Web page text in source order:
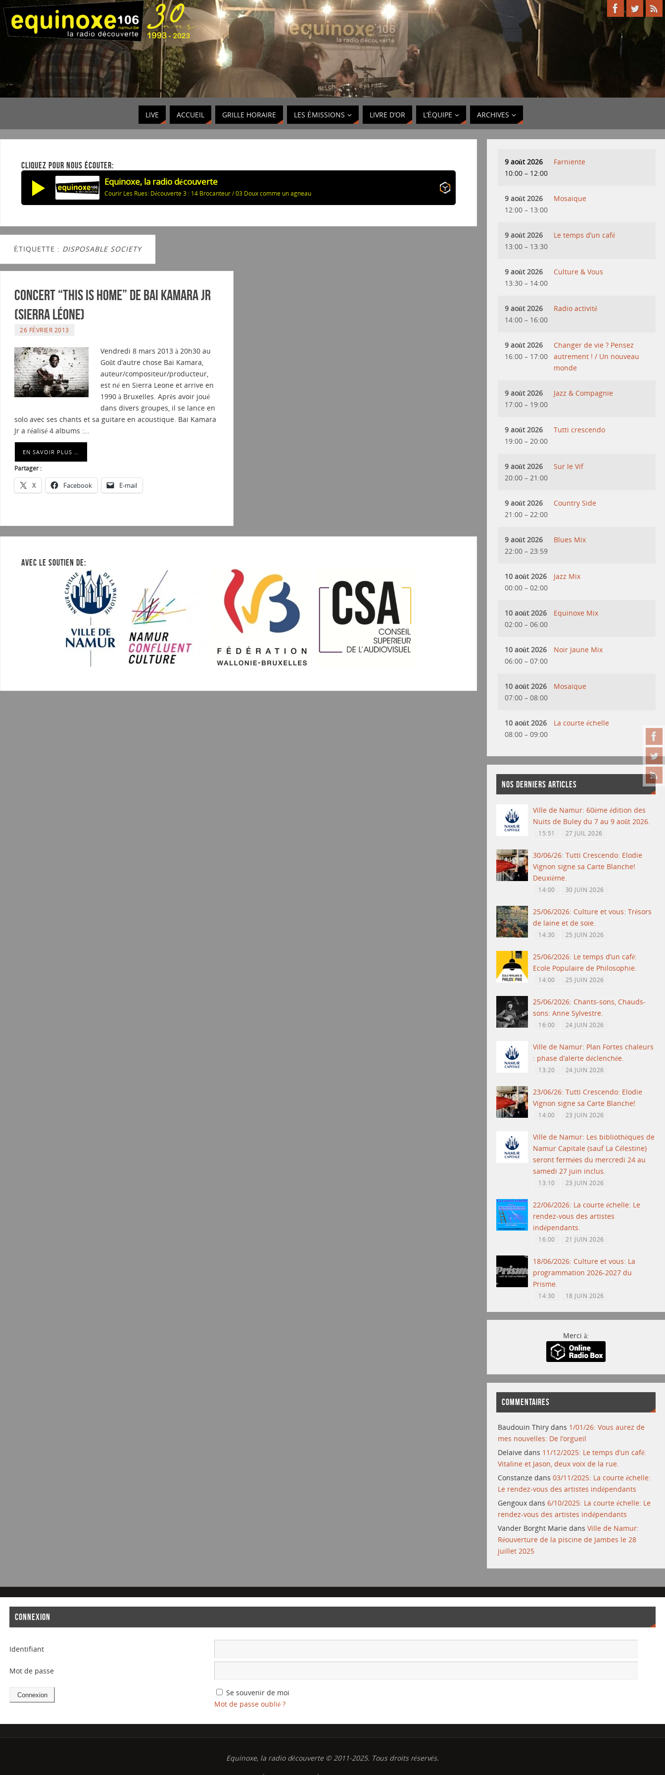
LIVE ACCUEIL GRILLE HORAIRE LES ÉMISSIONS LIVRE D’OR L’ÉQUIPE ARCHIVES
CLIQUEZ POUR NOUS ÉCOUTER:
Equinoxe, la radio découverte
Courir Les Rues: Découverte 3 : 14 Brocanteur / 03 Doux comme un agneau
ÉTIQUETTE : DISPOSABLE SOCIETY
Concert “This is Home” de Bai Kamara Jr
(Sierra Léone)
26 FÉVRIER 2013
Vendredi 8 mars 2013 à 20h30 au
Goût d’autre chose Bai Kamara,
auteur/compositeur/producteur,
est né en Sierra Leone et arrive en
1990 à Bruxelles. Après avoir joué
dans divers groupes, il se lance en
solo avec ses chants et sa guitare en acoustique. Bai Kamara
Jr a réalisé 4 albums :…
EN SAVOIR PLUS …
Partager :
X Facebook E-mail
AVEC LE SOUTIEN DE:
9 août 2026
10:00 – 12:00
Farniente
9 août 2026
12:00 – 13:00
Mosaique
9 août 2026
13:00 – 13:30
Le temps d’un café
9 août 2026
13:30 – 14:00
Culture & Vous
9 août 2026
14:00 – 16:00
Radio activité
9 août 2026
16:00 – 17:00
Changer de vie ? Pensez
autrement ! / Un nouveau
monde
9 août 2026
17:00 – 19:00
Jazz & Compagnie
9 août 2026
19:00 – 20:00
Tutti crescendo
9 août 2026
20:00 – 21:00
Sur le Vif
9 août 2026
21:00 – 22:00
Country Side
9 août 2026
22:00 – 23:59
Blues Mix
10 août 2026
00:00 – 02:00
Jazz Mix
10 août 2026
02:00 – 06:00
Equinoxe Mix
10 août 2026
06:00 – 07:00
Noir Jaune Mix
10 août 2026
07:00 – 08:00
Mosaique
10 août 2026
08:00 – 09:00
La courte échelle
NOS DERNIERS ARTICLES
Ville de Namur: 60ème édition des
Nuits de Buley du 7 au 9 août 2026.
15:51 27 JUIL 2026
30/06/26: Tutti Crescendo: Elodie
Vignon signe sa Carte Blanche!
Deuxième.
14:00 30 JUIN 2026
25/06/2026: Culture et vous: Trésors
de laine et de soie.
14:30 25 JUIN 2026
25/06/2026: Le temps d’un café:
Ecole Populaire de Philosophie.
14:00 25 JUIN 2026
25/06/2026: Chants-sons, Chauds-
sons: Anne Sylvestre.
16:00 24 JUIN 2026
Ville de Namur: Plan Fortes chaleurs
: phase d’alerte déclenchée.
13:20 24 JUIN 2026
23/06/26: Tutti Crescendo: Elodie
Vignon signe sa Carte Blanche!
14:00 23 JUIN 2026
Ville de Namur: Les bibliothèques de
Namur Capitale (sauf La Célestine)
seront fermées du mercredi 24 au
samedi 27 juin inclus.
13:10 23 JUIN 2026
22/06/2026: La courte échelle: Le
rendez-vous des artistes
indépendants.
16:00 21 JUIN 2026
18/06/2026: Culture et vous: La
programmation 2026-2027 du
Prisme.
14:30 18 JUIN 2026
Merci à:
COMMENTAIRES
Baudouin Thiry dans 1/01/26: Vous aurez de
mes nouvelles: De l’orgueil
Delaive dans 11/12/2025: Le temps d’un café:
Vitaline et Jason, deux voix de la rue.
Constanze dans03/11/2025: La courte échelle:
Le rendez-vous des artistes indépendants
Gengoux dans6/10/2025: La courte échelle: Le
rendez-vous des artistes indépendants
Vander Borght Marie dansVille de Namur:
Réouverture de la piscine de Jambes le 28
juillet 2025
CONNEXION
Identifiant
Mot de passe
Se souvenir de moi
Mot de passe oublié ?
Equinoxe, la radio découverte © 2011-2025. Tous droits réservés.